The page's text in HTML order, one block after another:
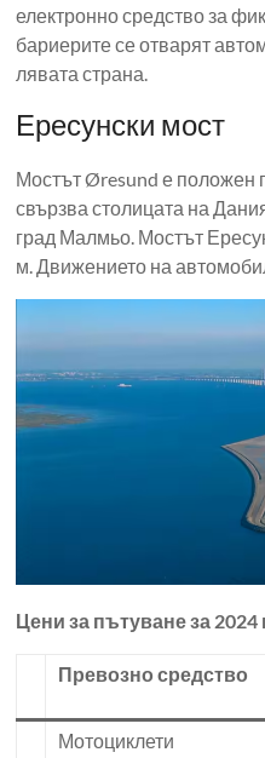
електронно средство за
бариерите се отварят
лявата страна.
Ересунски мост
Мостът Øresund е положен
свързва столицата на
град Малмьо. Мостът
м. Движението на
Цени за пътуване за 2024
Превозно средство
Мотоциклети